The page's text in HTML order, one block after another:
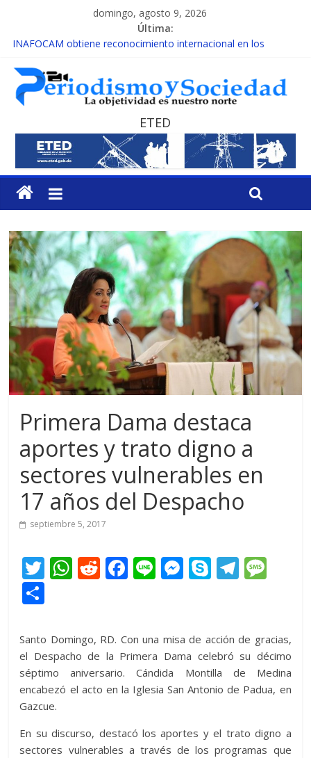
domingo, agosto 9, 2026
Última:
INAFOCAM obtiene reconocimiento internacional en los
15 de febrero de cada año es Día Nacional de la lucha contra el
cáncer infantil
EL ENFOQUE UNILATERAL DE LA COALICIÓN
MESCyT y Universidad Albizu apoyarán rehabilitación de
reclusos
MESCyT presenta calendario de Consulta Nacional por la
Educación
ETED
Primera Dama destaca
aportes y trato digno a
sectores vulnerables en
17 años del Despacho
septiembre 5, 2017
T
er
W
s
A
p
p
R
di
t
F
b
o
o
k
Li M
e
n
g
er
S
p
e
T
gr
a
m
a
g
e
m
p
ar
ti
r
Santo Domingo, RD. Con una misa de acción de gracias,
el Despacho de la Primera Dama celebró su décimo
séptimo aniversario. Cándida Montilla de Medina
encabezó el acto en la Iglesia San Antonio de Padua, en
Gazcue.
En su discurso, destacó los aportes y el trato digno a
sectores vulnerables a través de los programas que